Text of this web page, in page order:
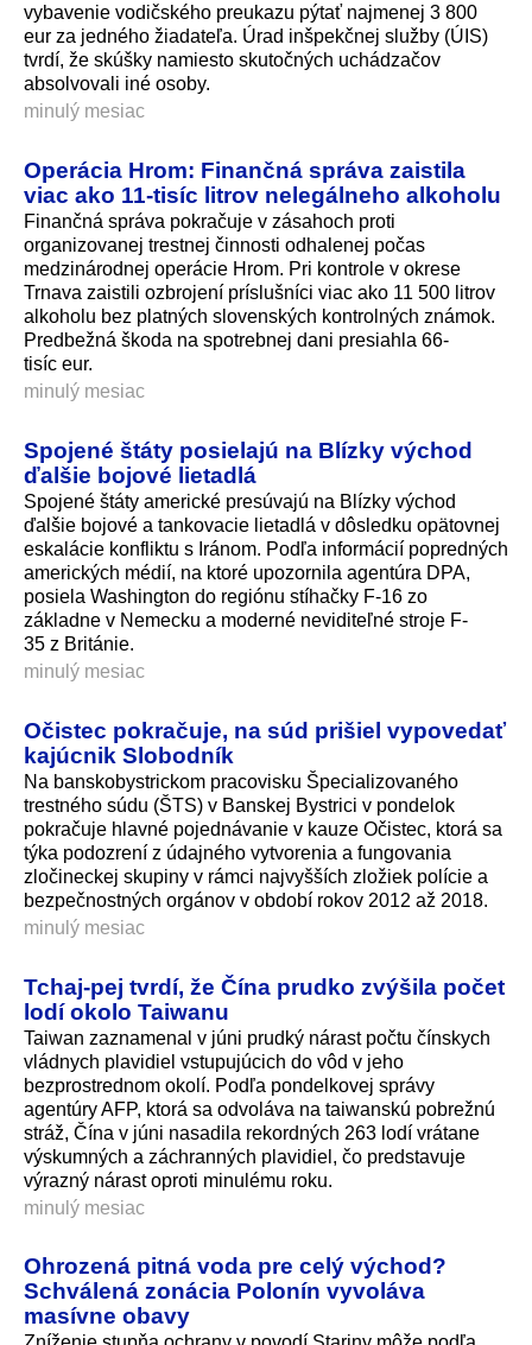
vybavenie vodičského preukazu pýtať najmenej 3 800
eur za jedného žiadateľa. Úrad inšpekčnej služby (ÚIS)
tvrdí, že skúšky namiesto skutočných uchádzačov
absolvovali iné osoby.
minulý mesiac
Operácia Hrom: Finančná správa zaistila
viac ako 11-tisíc litrov nelegálneho alkoholu
Finančná správa pokračuje v zásahoch proti
organizovanej trestnej činnosti odhalenej počas
medzinárodnej operácie Hrom. Pri kontrole v okrese
Trnava zaistili ozbrojení príslušníci viac ako 11 500 litrov
alkoholu bez platných slovenských kontrolných známok.
Predbežná škoda na spotrebnej dani presiahla 66-
tisíc eur.
minulý mesiac
Spojené štáty posielajú na Blízky východ
ďalšie bojové lietadlá
Spojené štáty americké presúvajú na Blízky východ
ďalšie bojové a tankovacie lietadlá v dôsledku opätovnej
eskalácie konfliktu s Iránom. Podľa informácií popredných
amerických médií, na ktoré upozornila agentúra DPA,
posiela Washington do regiónu stíhačky F-16 zo
základne v Nemecku a moderné neviditeľné stroje F-
35 z Británie.
minulý mesiac
Očistec pokračuje, na súd prišiel vypovedať
kajúcnik Slobodník
Na banskobystrickom pracovisku Špecializovaného
trestného súdu (ŠTS) v Banskej Bystrici v pondelok
pokračuje hlavné pojednávanie v kauze Očistec, ktorá sa
týka podozrení z údajného vytvorenia a fungovania
zločineckej skupiny v rámci najvyšších zložiek polície a
bezpečnostných orgánov v období rokov 2012 až 2018.
minulý mesiac
Tchaj-pej tvrdí, že Čína prudko zvýšila počet
lodí okolo Taiwanu
Taiwan zaznamenal v júni prudký nárast počtu čínskych
vládnych plavidiel vstupujúcich do vôd v jeho
bezprostrednom okolí. Podľa pondelkovej správy
agentúry AFP, ktorá sa odvoláva na taiwanskú pobrežnú
stráž, Čína v júni nasadila rekordných 263 lodí vrátane
výskumných a záchranných plavidiel, čo predstavuje
výrazný nárast oproti minulému roku.
minulý mesiac
Ohrozená pitná voda pre celý východ?
Schválená zonácia Polonín vyvoláva
masívne obavy